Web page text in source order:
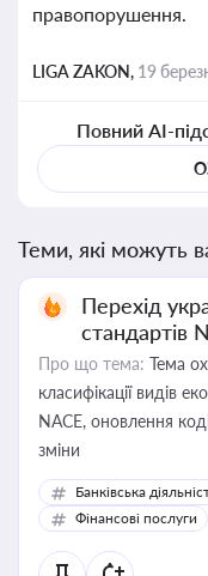
правопорушення.
LIGA ZAKON, 19
Повний AI-
Теми, які можуть
Перехід
стандартів
Про що тема: Тема
класифікації видів
NACE, оновлення
зміни
Банківська
Фінансові послуги